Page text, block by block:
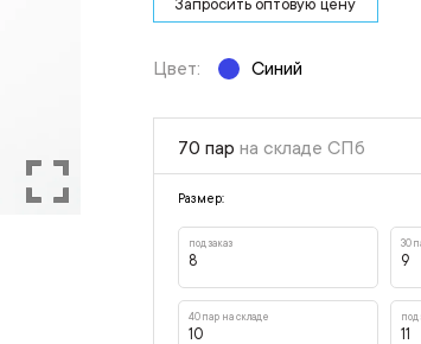
Запросить оптовую цену
Цвет: Синий
70 пар на складе СПб
Размер:
под заказ
8
30
9
40 пар на складе
10
под
11